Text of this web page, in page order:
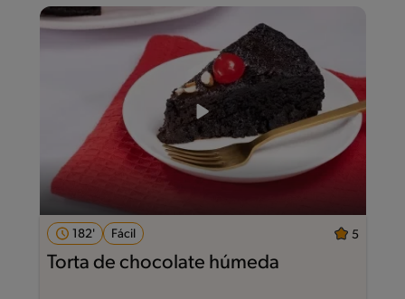
182' Fácil 5
Torta de chocolate húmeda